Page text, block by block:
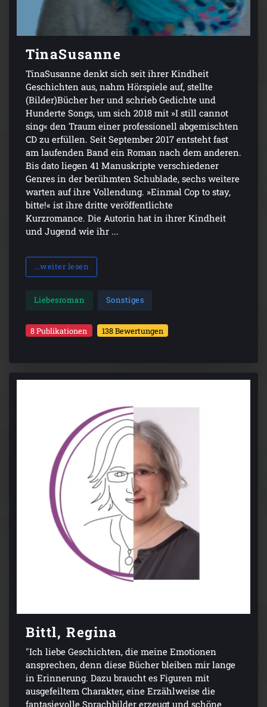
TinaSusanne
TinaSusanne denkt sich seit ihrer Kindheit
Geschichten aus, nahm Hörspiele auf, stellte
(Bilder)Bücher her und schrieb Gedichte und
Hunderte Songs, um sich 2018 mit »I still cannot
sing« den Traum einer professionell abgemischten
CD zu erfüllen. Seit September 2017 entsteht fast
am laufenden Band ein Roman nach dem anderen.
Bis dato liegen 41 Manuskripte verschiedener
Genres in der berühmten Schublade, sechs weitere
warten auf ihre Vollendung. »Einmal Cop to stay,
bitte!« ist ihre dritte veröffentlichte
Kurzromance. Die Autorin hat in ihrer Kindheit
und Jugend wie ihr ...
...weiter lesen
Liebesroman Sonstiges
8 Publikationen 138 Bewertungen
Bittl, Regina
"Ich liebe Geschichten, die meine Emotionen
ansprechen, denn diese Bücher bleiben mir lange
in Erinnerung. Dazu braucht es Figuren mit
ausgefeiltem Charakter, eine Erzählweise die
fantasievolle Sprachbilder erzeugt und schöne